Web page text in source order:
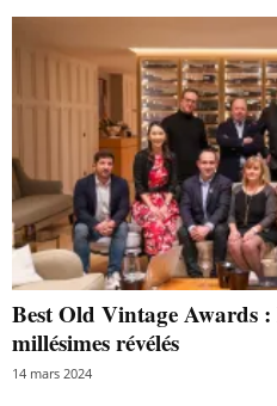
Best Old Vintage Awards :
millésimes révélés
14 mars 2024